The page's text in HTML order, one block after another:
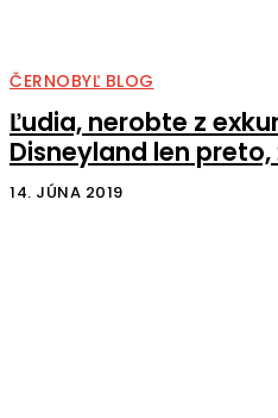
ČERNOBYĽ BLOG
Ľudia, nerobte z
Disneyland len
14. JÚNA 2019